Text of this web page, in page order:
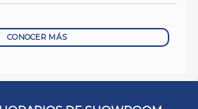
CONOCER MÁS